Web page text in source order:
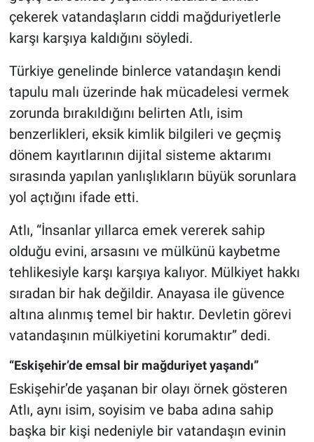
çekerek vatandaşların ciddi mağduriyetlerle
karşı karşıya kaldığını söyledi.
Türkiye genelinde binlerce vatandaşın kendi
tapulu malı üzerinde hak mücadelesi vermek
zorunda bırakıldığını belirten Atlı, isim
benzerlikleri, eksik kimlik bilgileri ve geçmiş
dönem kayıtlarının dijital sisteme aktarımı
sırasında yapılan yanlışlıkların büyük sorunlara
yol açtığını ifade etti.
Atlı, “İnsanlar yıllarca emek vererek sahip
olduğu evini, arsasını ve mülkünü kaybetme
tehlikesiyle karşı karşıya kalıyor. Mülkiyet hakkı
sıradan bir hak değildir. Anayasa ile güvence
altına alınmış temel bir haktır. Devletin görevi
vatandaşının mülkiyetini korumaktır” dedi.
“Eskişehir’de emsal bir mağduriyet yaşandı”
Eskişehir’de yaşanan bir olayı örnek gösteren
Atlı, aynı isim, soyisim ve baba adına sahip
başka bir kişi nedeniyle bir vatandaşın evinin